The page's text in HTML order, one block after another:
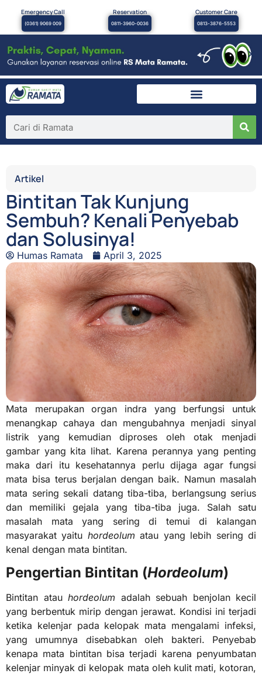
Emergency Call
(0361) 9069 009
Reservation
0811-3960-0036
Customer Care
0813-3876-5553
×
Artikel
Bintitan Tak Kunjung
Sembuh? Kenali Penyebab
dan Solusinya!
Humas Ramata April 3, 2025
Mata merupakan organ indra yang berfungsi untuk
menangkap cahaya dan mengubahnya menjadi sinyal
listrik yang kemudian diproses oleh otak menjadi
gambar yang kita lihat. Karena perannya yang penting
maka dari itu kesehatannya perlu dijaga agar fungsi
mata bisa terus berjalan dengan baik. Namun masalah
mata sering sekali datang tiba-tiba, berlangsung serius
dan memiliki gejala yang tiba-tiba juga. Salah satu
masalah mata yang sering di temui di kalangan
masyarakat yaitu hordeolum atau yang lebih sering di
kenal dengan mata bintitan.
Pengertian Bintitan (Hordeolum)
Bintitan atau hordeolum adalah sebuah benjolan kecil
yang berbentuk mirip dengan jerawat. Kondisi ini terjadi
ketika kelenjar pada kelopak mata mengalami infeksi,
yang umumnya disebabkan oleh bakteri. Penyebab
kenapa mata bintitan bisa terjadi karena penyumbatan
kelenjar minyak di kelopak mata oleh kulit mati, kotoran,